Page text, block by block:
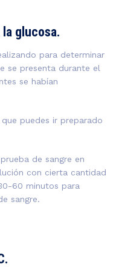
glucosa.
para determinar
se presenta durante el
se habían
que puedes ir preparado
de sangre en
con cierta cantidad
60 minutos para
sangre.